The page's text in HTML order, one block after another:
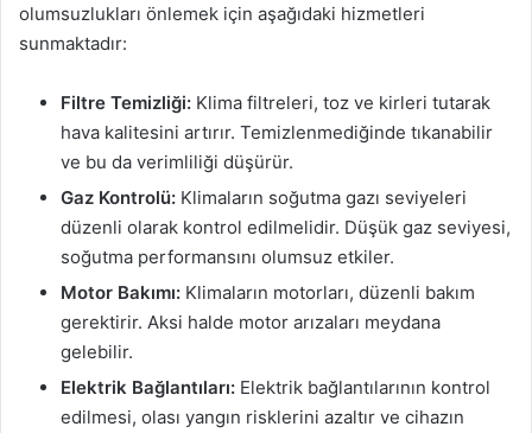
olumsuzlukları önlemek için aşağıdaki hizmetleri
sunmaktadır:
Filtre Temizliği: Klima filtreleri, toz ve kirleri tutarak
hava kalitesini artırır. Temizlenmediğinde tıkanabilir
ve bu da verimliliği düşürür.
Gaz Kontrolü: Klimaların soğutma gazı seviyeleri
düzenli olarak kontrol edilmelidir. Düşük gaz seviyesi,
soğutma performansını olumsuz etkiler.
Motor Bakımı: Klimaların motorları, düzenli bakım
gerektirir. Aksi halde motor arızaları meydana
gelebilir.
Elektrik Bağlantıları: Elektrik bağlantılarının kontrol
edilmesi, olası yangın risklerini azaltır ve cihazın